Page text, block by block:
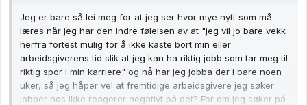
Jeg er bare så lei meg for at jeg ser hvor mye nytt som må
læres når jeg har den indre følelsen av at "jeg vil jo bare vekk
herfra fortest mulig for å ikke kaste bort min eller
arbeidsgiverens tid slik at jeg kan ha riktig jobb som tar meg til
riktig spor i min karriere" og nå har jeg jobba der i bare noen
uker, så jeg håper vel at fremtidige arbeidsgivere jeg søker
jobber hos ikke reagerer negativt på det? For om jeg søker på